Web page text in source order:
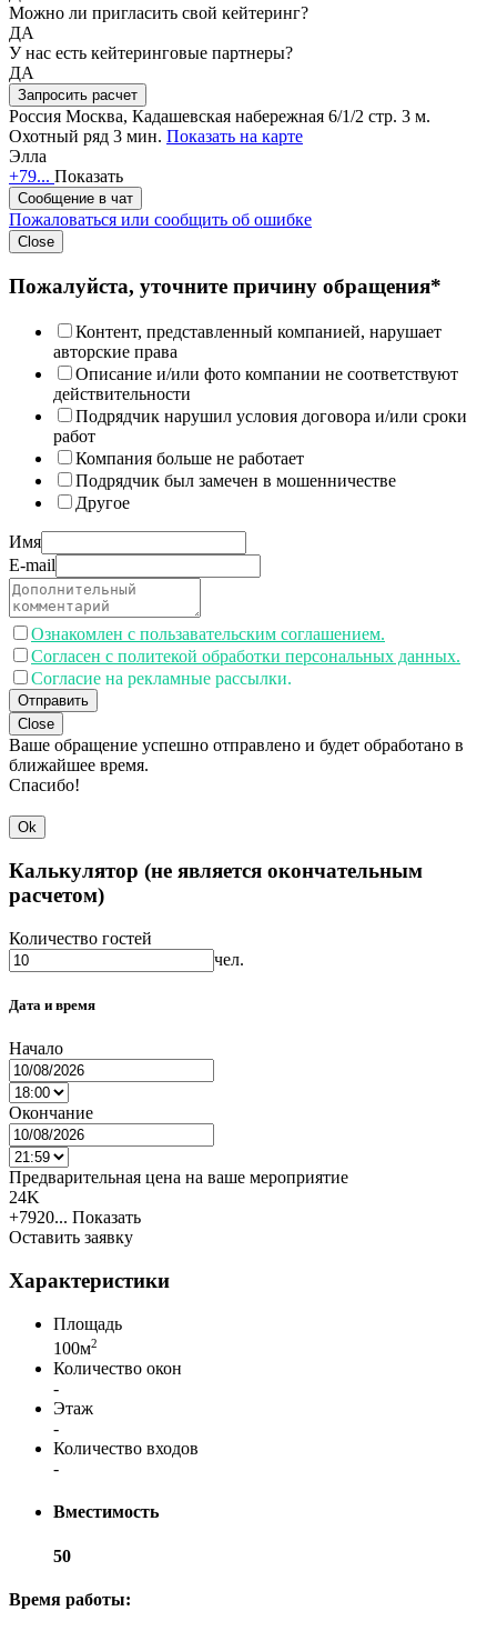
Можно ли пригласить свой кейтеринг?
ДА
У нас есть кейтеринговые партнеры?
ДА
Запросить расчет
Россия Москва, Кадашевская набережная 6/1/2 стр. 3 м.
Охотный ряд 3 мин. Показать на карте
Элла
+79... Показать
Сообщение в чат
Пожаловаться или сообщить об ошибке
Close
Пожалуйста, уточните причину обращения*
Контент, представленный компанией, нарушает
авторские права
Описание и/или фото компании не соответствуют
действительности
Подрядчик нарушил условия договора и/или сроки
работ
Компания больше не работает
Подрядчик был замечен в мошенничестве
Другое
Имя
E-mail
Ознакомлен с пользавательским соглашением.
Согласен с политекой обработки персональных данных.
Согласие на рекламные рассылки.
Отправить
Close
Ваше обращение успешно отправлено и будет обработано в
ближайшее время.
Спасибо!
Ok
Калькулятор (не является окончательным
расчетом)
Количество гостей
чел.
Дата и время
Начало
Окончание
Предварительная цена на ваше мероприятие
24K
+7920... Показать
Оставить заявку
Характеристики
Площадь
100м2
Количество окон
-
Этаж
-
Количество входов
-
Вместимость
50
Время работы: